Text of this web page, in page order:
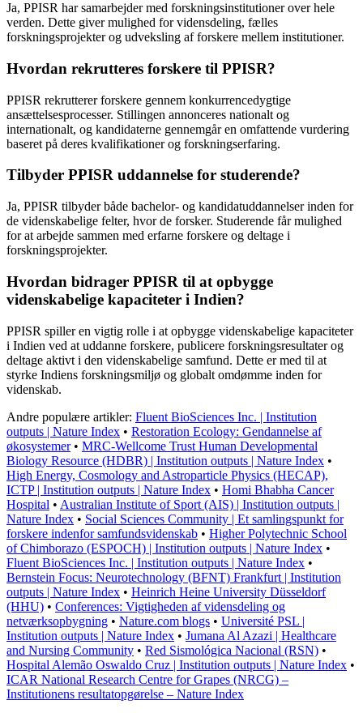
Ja, PPISR har samarbejder med forskningsinstitutioner over hele
verden. Dette giver mulighed for vidensdeling, fælles
forskningsprojekter og udveksling af forskere mellem institutioner.
Hvordan rekrutteres forskere til PPISR?
PPISR rekrutterer forskere gennem konkurrencedygtige
ansættelsesprocesser. Stillingen annonceres nationalt og
internationalt, og kandidaterne gennemgår en omfattende vurdering
baseret på deres kvalifikationer og forskningserfaring.
Tilbyder PPISR uddannelse for studerende?
Ja, PPISR tilbyder både bachelor- og kandidatuddannelser inden for
de videnskabelige felter, hvor de forsker. Studerende får mulighed
for at arbejde sammen med erfarne forskere og deltage i
forskningsprojekter.
Hvordan bidrager PPISR til at opbygge
videnskabelige kapaciteter i Indien?
PPISR spiller en vigtig rolle i at opbygge videnskabelige kapaciteter
i Indien ved at uddanne forskere, publicere forskningsresultater og
deltage aktivt i den videnskabelige samfund. Dette er med til at
styrke Indiens forskningsmiljø og globalt omdømme inden for
videnskab.
Andre populære artikler: Fluent BioSciences Inc. | Institution
outputs | Nature Index • Restoration Ecology: Gendannelse af
økosystemer• MRC-Wellcome Trust Human Developmental
Biology Resource (HDBR) | Institution outputs | Nature Index •
High Energy, Cosmology and Astroparticle Physics (HECAP),
ICTP | Institution outputs | Nature Index • Homi Bhabha Cancer
Hospital • Australian Institute of Sport (AIS) | Institution outputs |
Nature Index • Social Sciences Community | Et samlingspunkt for
forskere indenfor samfundsvidenskab • Higher Polytechnic School
of Chimborazo (ESPOCH) | Institution outputs | Nature Index •
Fluent BioSciences Inc. | Institution outputs | Nature Index •
Bernstein Focus: Neurotechnology (BFNT) Frankfurt | Institution
outputs | Nature Index • Heinrich Heine University Düsseldorf
(HHU) • Conferences: Vigtigheden af vidensdeling og
netværksopbygning • Nature.com blogs • Université PSL |
Institution outputs | Nature Index • Jumana Al Azazi | Healthcare
and Nursing Community • Red Sismológica Nacional (RSN) •
Hospital Alemão Oswaldo Cruz | Institution outputs | Nature Index •
ICAR National Research Centre for Grapes (NRCG) –
Institutionens resultatopgørelse – Nature Index